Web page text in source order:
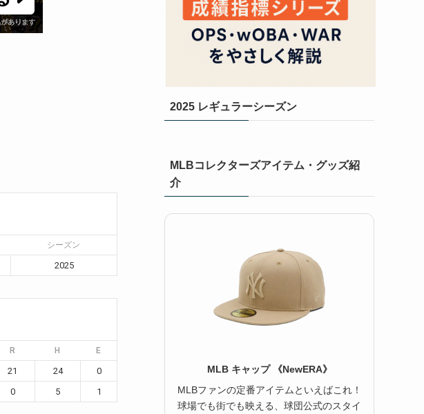
シーズン
2025
R H E
21 24
0
0 5 1
2025 レギュラーシーズン
MLBコレクターズアイテム・グッズ紹
介
MLB キャップ 《NewERA》
MLBファンの定番アイテムといえばこれ！
球場でも街でも映える、球団公式のスタイ